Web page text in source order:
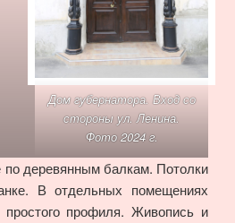
Дом губернатора. Вход со
стороны ул. Ленина.
Фото 2024 г.
по деревянным балкам. Потолки
В отдельных помещениях
простого профиля. Живопись и